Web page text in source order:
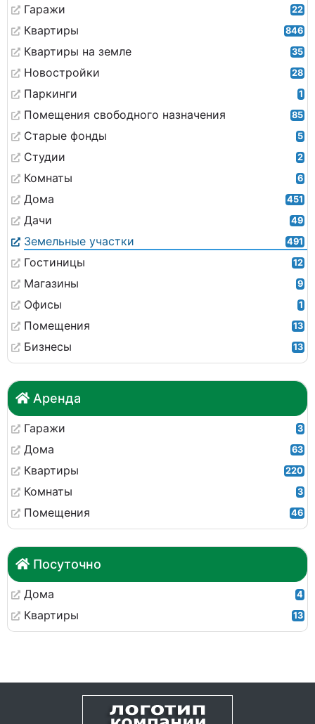
Гаражи 22
Квартиры 846
Квартиры на земле 35
Новостройки 28
Паркинги 1
Помещения свободного назначения 85
Старые фонды 5
Студии 2
Комнаты 6
Дома 451
Дачи 49
Земельные участки 491
Гостиницы 12
Магазины 9
Офисы 1
Помещения 13
Бизнесы 13
Аренда
Гаражи 3
Дома 63
Квартиры 220
Комнаты 3
Помещения 46
Посуточно
Дома 4
Квартиры 13